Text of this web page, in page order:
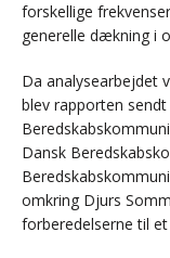
forskellige
generelle dækning i
Da analysearbejdet
blev rapporten
Dansk
omkring Djurs
forberedelserne til